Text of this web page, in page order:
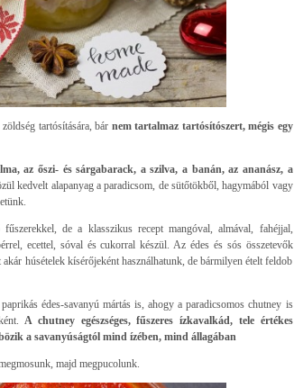
tartósítására, bár nem tartalmaz tartósítószert, mégis egy
az őszi- és sárgabarack, a szilva, a banán, az ananász, a
kedvelt alapanyag a paradicsom, de sütőtökből, hagymából vagy
de a klasszikus recept mangóval, almával, fahéjjal,
ecettel, sóval és cukorral készül. Az édes és sós összetevők
húsételek kísérőjeként használhatunk, de bármilyen ételt feldob
édes-savanyú mártás is, ahogy a paradicsomos chutney is
A chutney egészséges, fűszeres ízkavalkád, tele értékes
a savanyúságtól mind ízében, mind állagában
majd megpucolunk.